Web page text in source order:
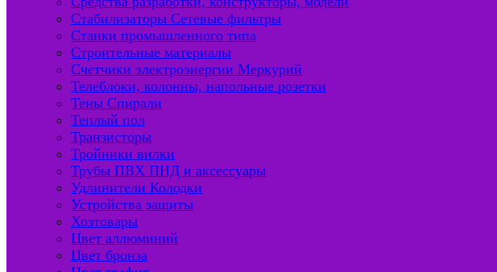
Стабилизаторы Сетевые фильтры
Станки промышленного типа
Строительные материалы
Счетчики электроэнергии Меркурий
Телеблоки, колонны, напольные розетки
Тены Спирали
Теплый пол
Транзисторы
Тройники вилки
Трубы ПВХ ПНД и аксессуары
Удлинители Колодки
Устройства защиты
Хозтовары
Цвет аллюминий
Цвет бронза